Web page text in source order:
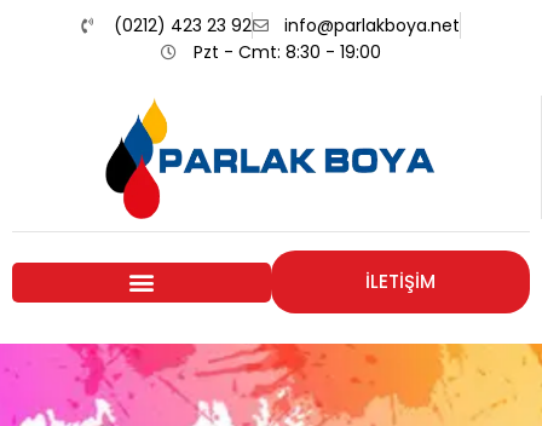
(0212) 423 23 92
info@parlakboya.net
Pzt - Cmt: 8:30 - 19:00
İLETİŞİM